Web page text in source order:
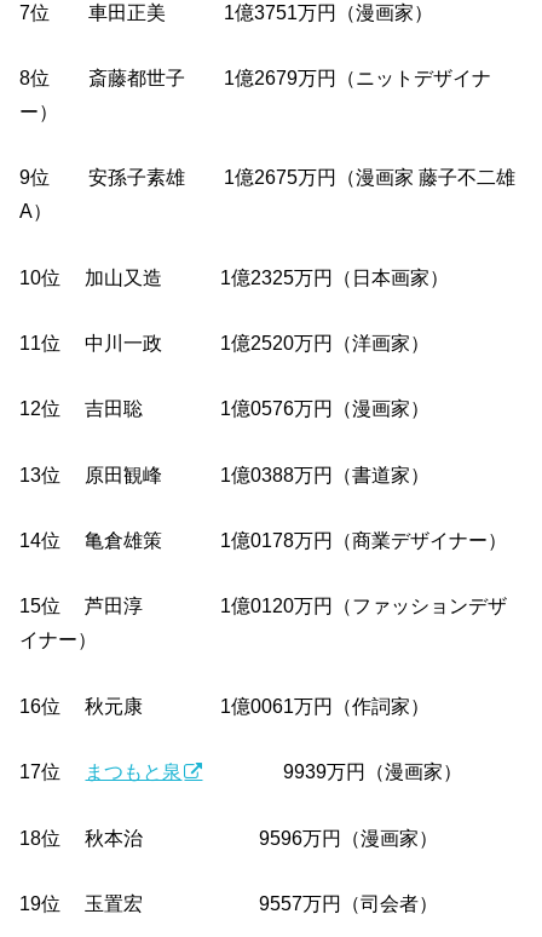
7位 車田正美 1億3751万円（漫画家）
8位 斎藤都世子 1億2679万円（ニットデザイナ
ー）
9位 安孫子素雄 1億2675万円（漫画家 藤子不二雄
A）
10位 加山又造 1億2325万円（日本画家）
11位 中川一政 1億2520万円（洋画家）
12位 吉田聡 1億0576万円（漫画家）
13位 原田観峰 1億0388万円（書道家）
14位 亀倉雄策 1億0178万円（商業デザイナー）
15位 芦田淳 1億0120万円（ファッションデザ
イナー）
16位 秋元康 1億0061万円（作詞家）
17位 まつもと泉 9939万円（漫画家）
18位 秋本治 9596万円（漫画家）
19位 玉置宏 9557万円（司会者）